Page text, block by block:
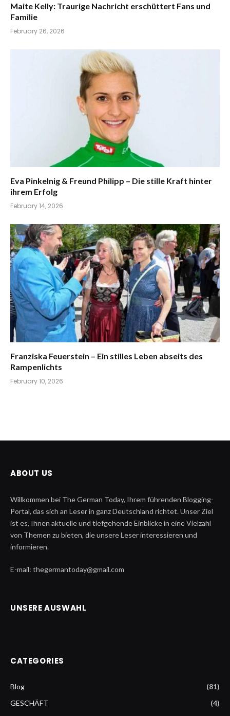
Maite Kelly: Traurige Nachricht erschüttert Fans und
Familie
February 26, 2026
Eva Pinkelnig & Freund Philipp – Die stille Kraft hinter
ihrem Erfolg
February 14, 2026
Franziska Feuerstein – Ein stilles Leben abseits des
Rampenlichts
February 10, 2026
ABOUT US
Willkommen bei The German Today, Ihrem führenden Blogging-
Portal, das sich an Leser in ganz Deutschland richtet. Unser Ziel
ist es, Ihnen aktuelle und tiefgehende Einblicke in eine Vielzahl
von Themen zu bieten, die unsere Leser interessieren und
informieren.
E-mail: thegermantoday@gmail.com
UNSERE AUSWAHL
CATEGORIES
Blog
(81)
GESCHÄFT
(4)